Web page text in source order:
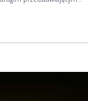
- pirostatyka i
rozdziale trzecim. W
główną fazę
układu miotającego